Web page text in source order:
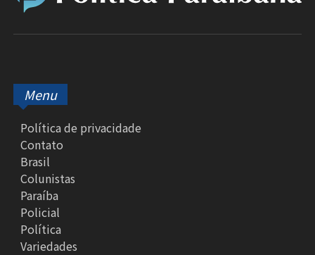
Menu
Política de privacidade
Contato
Brasil
Colunistas
Paraíba
Policial
Política
Variedades